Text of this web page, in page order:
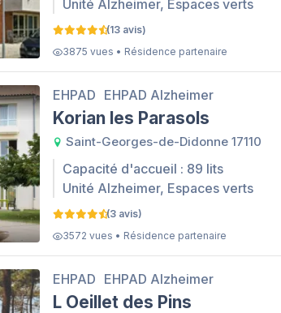
Unité Alzheimer, Espaces verts
(13 avis)
3875 vues • Résidence partenaire
EHPAD EHPAD Alzheimer
Korian les Parasols
Saint-Georges-de-Didonne 17110
Capacité d'accueil : 89 lits
Unité Alzheimer, Espaces verts
(3 avis)
3572 vues • Résidence partenaire
EHPAD EHPAD Alzheimer
L Oeillet des Pins